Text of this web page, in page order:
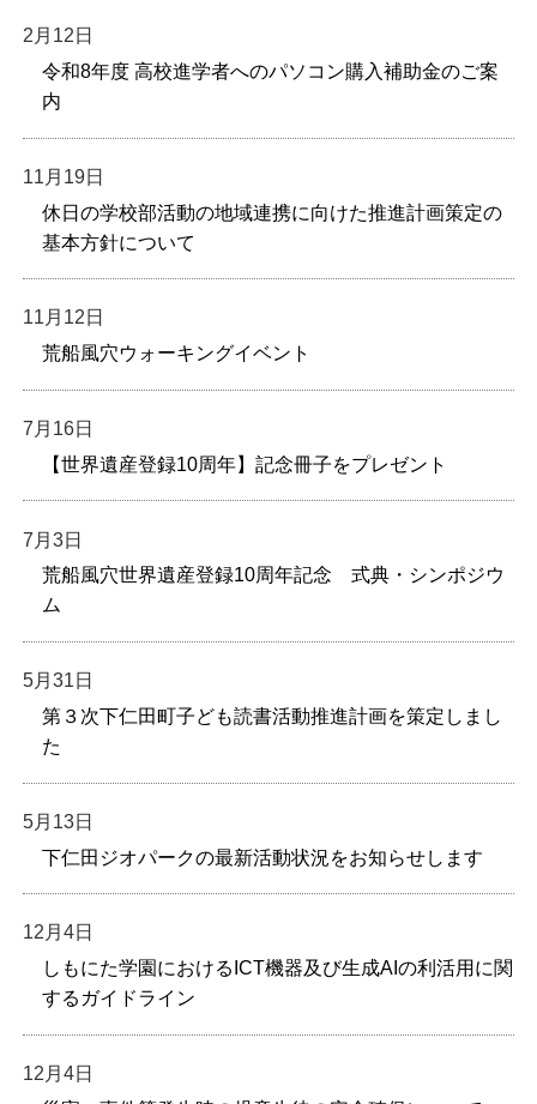
2月12日
令和8年度 高校進学者へのパソコン購入補助金のご案
内
11月19日
休日の学校部活動の地域連携に向けた推進計画策定の
基本方針について
11月12日
荒船風穴ウォーキングイベント
7月16日
【世界遺産登録10周年】記念冊子をプレゼント
7月3日
荒船風穴世界遺産登録10周年記念 式典・シンポジウ
ム
5月31日
第３次下仁田町子ども読書活動推進計画を策定しまし
た
5月13日
下仁田ジオパークの最新活動状況をお知らせします
12月4日
しもにた学園におけるICT機器及び生成AIの利活用に関
するガイドライン
12月4日